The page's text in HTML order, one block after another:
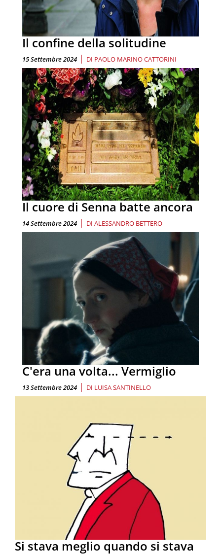
Il confine della solitudine
15 Settembre 2024 | DI PAOLO MARINO CATTORINI
Il cuore di Senna batte ancora
14 Settembre 2024 | DI ALESSANDRO BETTERO
C'era una volta... Vermiglio
13 Settembre 2024 | DI LUISA SANTINELLO
Si stava meglio quando si stava